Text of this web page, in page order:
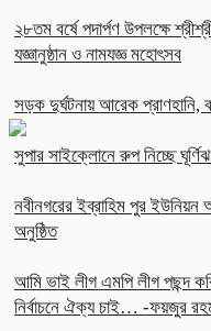
২৮তম বর্ষে পদার্পণ উপলক্ষে
যজ্ঞানুষ্ঠান ও নামযজ্ঞ মহোৎসব
সড়ক দুর্ঘটনায় আরেক প্রাণহানি,
সুপার সাইক্লোনে রুপ নিচ্ছে
নবীনগরের ইব্রাহিম পুর ইউনিয়ন
অনুষ্ঠিত
আমি ভাই লীগ এমপি লীগ পছন্দ
নির্বাচনে ঐক্য চাই… -ফয়জুর